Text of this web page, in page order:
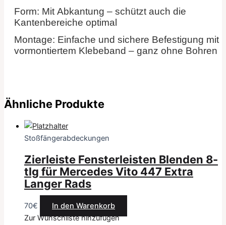
Form: Mit Abkantung – schützt auch die
Kantenbereiche optimal
Montage: Einfache und sichere Befestigung mit
vormontiertem Klebeband – ganz ohne Bohren
Ähnliche Produkte
Stoßfängerabdeckungen
Zierleiste Fensterleisten Blenden 8-
tlg für Mercedes Vito 447 Extra
Langer Rads
70€
In den Warenkorb
Zur Wunschliste hinzufügen